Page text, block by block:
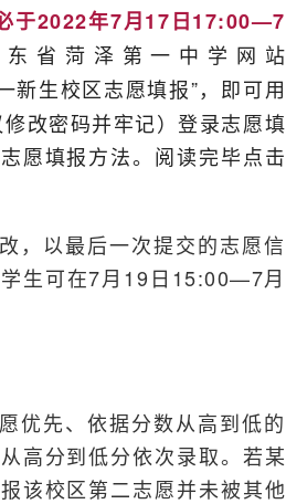
于2022年7月17日17:00—7
省菏泽第一中学网站
新生校区志愿填报”，即可用
改密码并牢记）登录志愿填
愿填报方法。阅读完毕点击
，以最后一次提交的志愿信
生可在7月19日15:00—7月
优先、依据分数从高到低的
高分到低分依次录取。若某
该校区第二志愿并未被其他